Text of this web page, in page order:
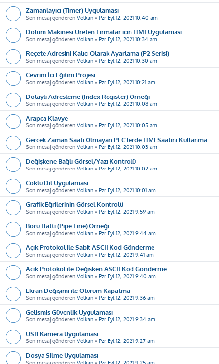
Zamanlayıcı (Timer) Uygulaması
Son mesaj gönderen Volkan « Pzr Eyl 12, 2021 10:40 am
Dolum Makinesi Üreten Firmalar için HMI Uygulaması
Son mesaj gönderen Volkan « Pzr Eyl 12, 2021 10:34 am
Reçete Adresini Kalıcı Olarak Ayarlama (P2 Serisi)
Son mesaj gönderen Volkan « Pzr Eyl 12, 2021 10:30 am
Çevrim İçi Eğitim Projesi
Son mesaj gönderen Volkan « Pzr Eyl 12, 2021 10:21 am
Dolaylı Adresleme (Index Register) Örneği
Son mesaj gönderen Volkan « Pzr Eyl 12, 2021 10:08 am
Arapça Klavye
Son mesaj gönderen Volkan « Pzr Eyl 12, 2021 10:05 am
Gerçek Zaman Saati Olmayan PLC'lerde HMI Saatini Kullanma
Son mesaj gönderen Volkan « Pzr Eyl 12, 2021 10:03 am
Değişkene Bağlı Görsel/Yazı Kontrolü
Son mesaj gönderen Volkan « Pzr Eyl 12, 2021 10:02 am
Çoklu Dil Uygulaması
Son mesaj gönderen Volkan « Pzr Eyl 12, 2021 10:01 am
Grafik Eğrilerinin Görsel Kontrolü
Son mesaj gönderen Volkan « Pzr Eyl 12, 2021 9:59 am
Boru Hattı (Pipe Line) Örneği
Son mesaj gönderen Volkan « Pzr Eyl 12, 2021 9:44 am
Açık Protokol ile Sabit ASCII Kod Gönderme
Son mesaj gönderen Volkan « Pzr Eyl 12, 2021 9:41 am
Açık Protokol ile Değişken ASCII Kod Gönderme
Son mesaj gönderen Volkan « Pzr Eyl 12, 2021 9:40 am
Ekran Değişimi ile Oturum Kapatma
Son mesaj gönderen Volkan « Pzr Eyl 12, 2021 9:36 am
Gelişmiş Güvenlik Uygulaması
Son mesaj gönderen Volkan « Pzr Eyl 12, 2021 9:34 am
USB Kamera Uygulaması
Son mesaj gönderen Volkan « Pzr Eyl 12, 2021 9:27 am
Dosya Silme Uygulaması
Son mesaj gönderen Volkan « Pzr Eyl 12, 2021 9:25 am